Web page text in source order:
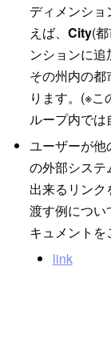
ディメンシ
えば、 City(
ンションに追
その州内の
ります。(※
ループ内で
ユーザーが他
の外部システ
出来るリン
渡す例につい
キュメントを
link